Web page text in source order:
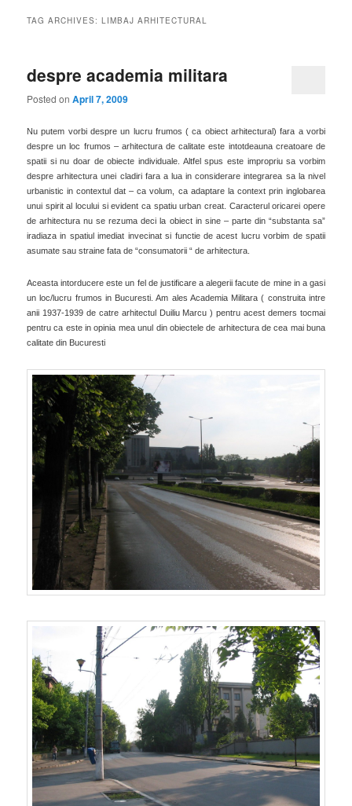
TAG ARCHIVES:LIMBAJ ARHITECTURAL
despre academia militara
Posted onApril 7, 2009
Nu putem vorbi despre un lucru frumos ( ca obiect arhitectural) fara a vorbi
despre un loc frumos – arhitectura de calitate este intotdeauna creatoare de
spatii si nu doar de obiecte individuale. Altfel spus este impropriu sa vorbim
despre arhitectura unei cladiri fara a lua in considerare integrarea sa la nivel
urbanistic in contextul dat – ca volum, ca adaptare la context prin inglobarea
unui spirit al locului si evident ca spatiu urban creat. Caracterul oricarei opere
de arhitectura nu se rezuma deci la obiect in sine – parte din “substanta sa”
iradiaza in spatiul imediat invecinat si functie de acest lucru vorbim de spatii
asumate sau straine fata de “consumatorii “ de arhitectura.
Aceasta intorducere este un fel de justificare a alegerii facute de mine in a gasi
un loc/lucru frumos in Bucuresti. Am ales Academia Militara ( construita intre
anii 1937-1939 de catre arhitectul Duiliu Marcu ) pentru acest demers tocmai
pentru ca este in opinia mea unul din obiectele de arhitectura de cea mai buna
calitate din Bucuresti